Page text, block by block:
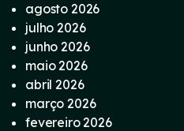
agosto 2026
julho 2026
junho 2026
maio 2026
abril 2026
março 2026
fevereiro 2026